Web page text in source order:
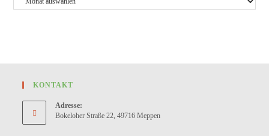
KONTAKT
Adresse:
Bokeloher Straße 22, 49716 Meppen